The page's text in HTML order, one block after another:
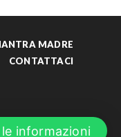
MADRE
CONTATTACI
informazioni